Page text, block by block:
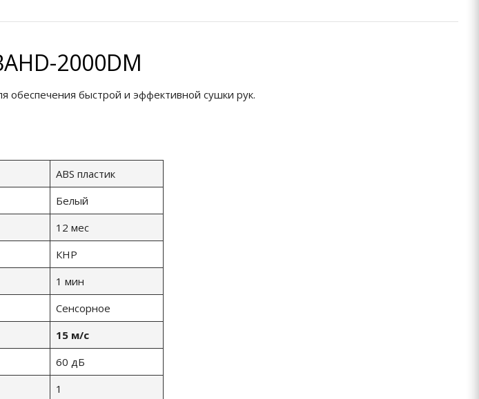
2000DM
обеспечения быстрой и эффективной сушки рук.
ABS пластик
Белый
12 мес
КНР
1 мин
Сенсорное
15 м/с
60 дБ
1